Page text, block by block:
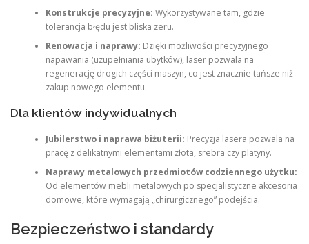
Konstrukcje precyzyjne: Wykorzystywane tam, gdzie
tolerancja błędu jest bliska zeru.
Renowacja i naprawy: Dzięki możliwości precyzyjnego
napawania (uzupełniania ubytków), laser pozwala na
regenerację drogich części maszyn, co jest znacznie tańsze niż
zakup nowego elementu.
Dla klientów indywidualnych
Jubilerstwo i naprawa biżuterii: Precyzja lasera pozwala na
pracę z delikatnymi elementami złota, srebra czy platyny.
Naprawy metalowych przedmiotów codziennego użytku:
Od elementów mebli metalowych po specjalistyczne akcesoria
domowe, które wymagają „chirurgicznego” podejścia.
Bezpieczeństwo i standardy